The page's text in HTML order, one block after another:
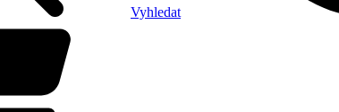
Vyhledat